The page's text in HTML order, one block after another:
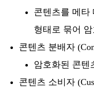
콘텐츠를 메타
형태로 묶어
콘텐츠 분배자
암호화된 콘텐
콘텐츠 소비자